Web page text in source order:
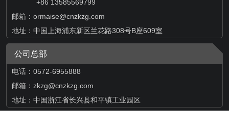
+86 13585569799
邮箱： ormaise@cnzkzg.com
地址：中国上海浦东新区兰花路308号B座609室
公司总部
电话：0572-6955888
邮箱：zkzg@cnzkzg.com
地址：中国浙江省长兴县和平镇工业园区